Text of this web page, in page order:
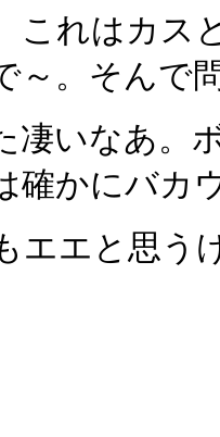
れはカス
～。そんで
凄いなあ。
確かにバ
エエと思う